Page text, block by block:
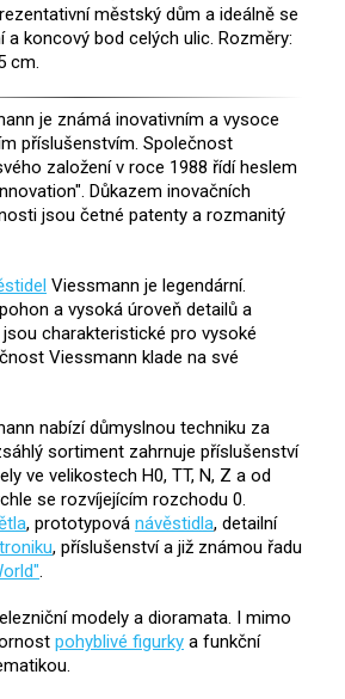
městský dům a ideálně se
a koncový bod celých ulic. Rozměry:
cm.
je známá inovativním a vysoce
příslušenstvím. Společnost
založení v roce 1988 řídí heslem
Důkazem inovačních
jsou četné patenty a rozmanitý
Viessmann je legendární.
a vysoká úroveň detailů a
charakteristické pro vysoké
Viessmann klade na své
nabízí důmyslnou techniku za
sortiment zahrnuje příslušenství
ve velikostech H0, TT, N, Z a od
se rozvíjejícím rozchodu 0.
, prototypová návěstidla, detailní
, příslušenství a již známou řadu
modely a dioramata. I mimo
pohyblivé figurky a funkční